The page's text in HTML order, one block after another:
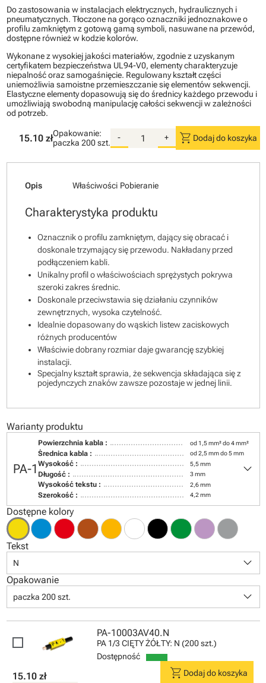
Do zastosowania w instalacjach elektrycznych, hydraulicznych i
pneumatycznych. Tłoczone na gorąco oznaczniki jednoznakowe o
profilu zamkniętym z gotową gamą symboli, nasuwane na przewód,
dostępne również w kodzie kolorów.
Wykonane z wysokiej jakości materiałów, zgodnie z uzyskanym
certyfikatem bezpieczeństwa UL94-V0, elementy charakteryzuje
niepalność oraz samogaśnięcie. Regulowany kształt części
uniemożliwia samoistne przemieszczanie się elementów sekwencji.
Elastyczne elementy dopasowują się do średnicy każdego przewodu i
umożliwiają swobodną manipulację całości sekwencji w zależności
od potrzeb.
15.10 złOpakowanie:
paczka 200 szt.
- + shopping_cart Dodaj do koszyka
Opis Właściwości Pobieranie
Charakterystyka produktu
Oznacznik o profilu zamkniętym, dający się obracać i
doskonale trzymający się przewodu. Nakładany przed
podłączeniem kabli.
Unikalny profil o właściwościach sprężystych pokrywa
szeroki zakres średnic.
Doskonale przeciwstawia się działaniu czynników
zewnętrznych, wysoka czytelność.
Idealnie dopasowany do wąskich listew zaciskowych
różnych producentów
Właściwie dobrany rozmiar daje gwarancję szybkiej
instalacji.
Specjalny kształt sprawia, że sekwencja składająca się z
pojedynczych znaków zawsze pozostaje w jednej linii.
Warianty produktu
PA-1
Powierzchnia kabla : od 1,5 mm² do 4 mm²
Średnica kabla : od 2,5 mm do 5 mm
Wysokość : 5,5 mm
Długość : 3 mm
Wysokość tekstu : 2,6 mm
Szerokość : 4,2 mm
keyboard_arrow_down
Dostępne kolory
Tekst
N keyboard_arrow_down
Opakowanie
paczka 200 szt. keyboard_arrow_down
PA-10003AV40.N
PA 1/3 CIĘTY ŻÓŁTY: N (200 szt.)
Dostępność
15.10 zł shopping_cart Dodaj do koszyka